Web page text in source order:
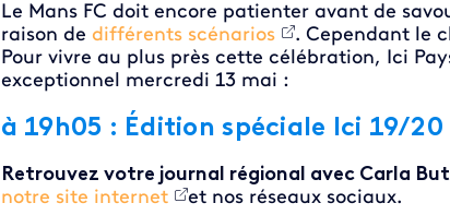
Le Mans FC doit encore patienter avant de
raison de différents scénarios
. Cependant le
Pour vivre au plus près cette célébration, Ici
exceptionnel mercredi 13 mai :
à 19h05 : Édition spéciale Ici 19/20
Retrouvez votre journal régional avec Carla
notre site internet
et nos réseaux sociaux.